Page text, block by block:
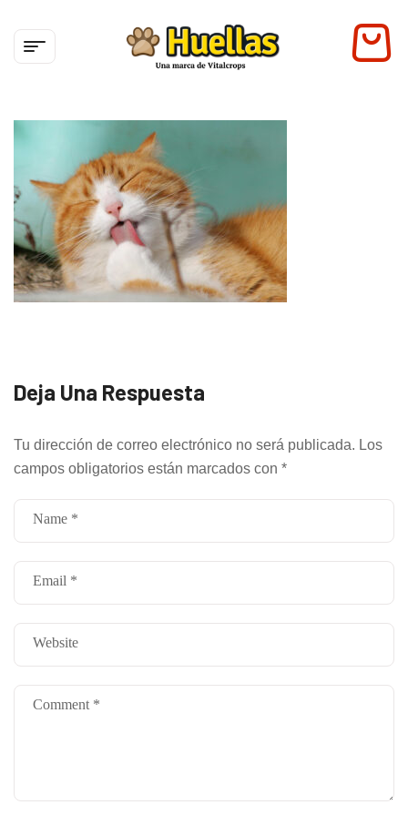
Deja Una Respuesta
Tu dirección de correo electrónico no será publicada. Los
campos obligatorios están marcados con *